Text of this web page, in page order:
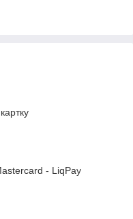
- LiqPay